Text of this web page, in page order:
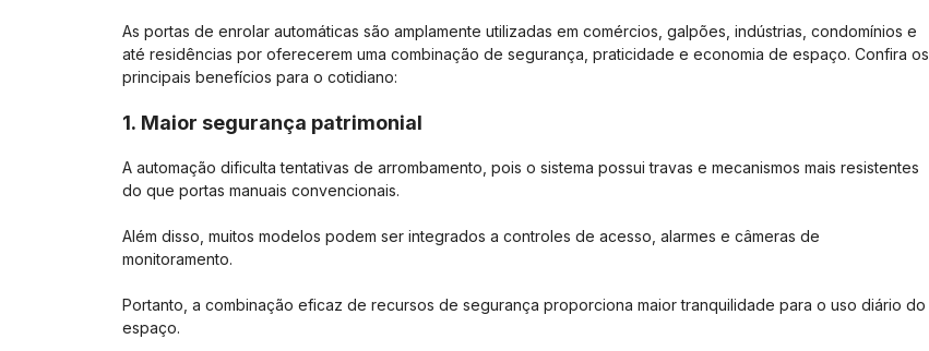
As portas de enrolar automáticas são amplamente utilizadas em comércios, galpões, indústrias, condomínios e
até residências por oferecerem uma combinação de segurança, praticidade e economia de espaço. Confira os
principais benefícios para o cotidiano:
1. Maior segurança patrimonial
A automação dificulta tentativas de arrombamento, pois o sistema possui travas e mecanismos mais resistentes
do que portas manuais convencionais.
Além disso, muitos modelos podem ser integrados a controles de acesso, alarmes e câmeras de
monitoramento.
Portanto, a combinação eficaz de recursos de segurança proporciona maior tranquilidade para o uso diário do
espaço.